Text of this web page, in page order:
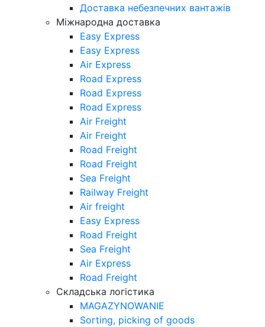
Доставка небезпечних вантажів
Міжнародна доставка
Easy Express
Easy Express
Air Express
Road Express
Road Express
Road Express
Air Freight
Air Freight
Road Freight
Road Freight
Sea Freight
Railway Freight
Air freight
Easy Express
Road Freight
Sea Freight
Air Express
Road Freight
Складська логістика
MAGAZYNOWANIE
Sorting, picking of goods